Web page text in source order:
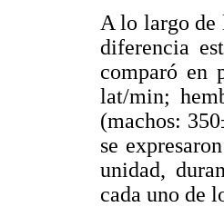
A lo largo de
diferencia
comparó en
lat/min;
(machos:
se
unidad,
cada uno de